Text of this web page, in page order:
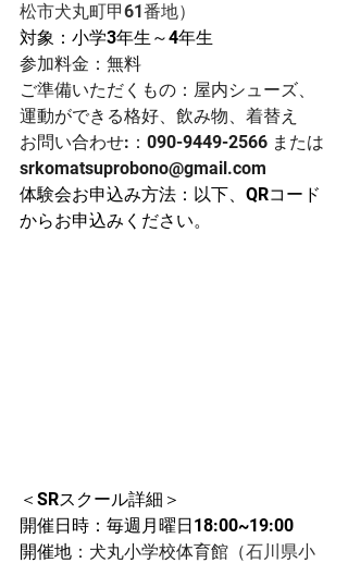
松市犬丸町甲61番地）
対象：小学3年生～4年生
参加料金：無料
ご準備いただくもの：屋内シューズ、
運動ができる格好、飲み物、着替え
お問い合わせ:：090-9449-2566 または
srkomatsuprobono@gmail.com
体験会お申込み方法： 以下、QRコード
からお申込みください。
＜SRスクール詳細＞
開催日時：毎週月曜日18:00~19:00
開催地 ：犬丸小学校体育館（石川県小